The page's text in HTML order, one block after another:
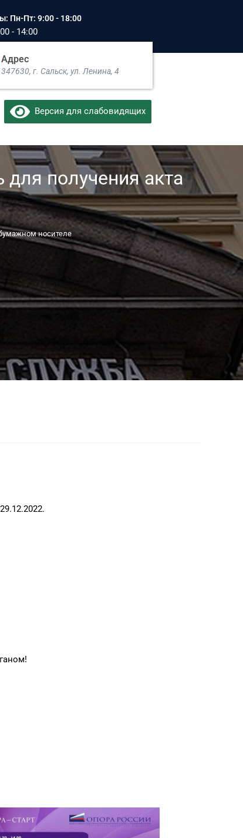
Пн-Пт: 9:00 - 18:00
- 14:00
Адрес
347630, г. Сальск, ул. Ленина, 4​
Версия для слабовидящих
получения акта
носителе